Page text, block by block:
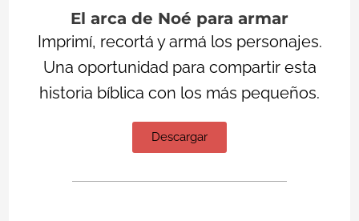
El arca de Noé para armar
Imprimí, recortá y armá los personajes.
Una oportunidad para compartir esta
historia bíblica con los más pequeños.
Descargar